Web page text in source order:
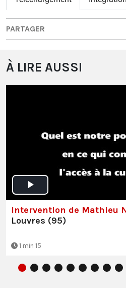
PARTAGER
À LIRE AUSSI
Intervention de Mathieu
Louvres (95)
1 min 15